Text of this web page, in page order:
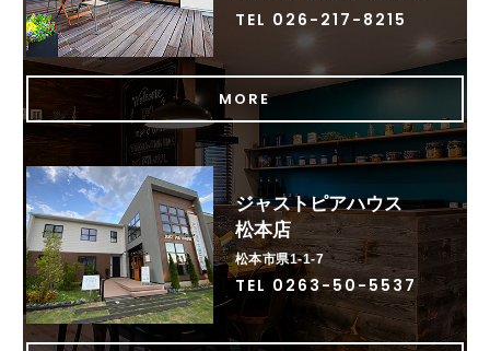
TEL 026-217-8215
MORE
ジャストピアハウス
松本店
松本市県1-1-7
TEL 0263-50-5537